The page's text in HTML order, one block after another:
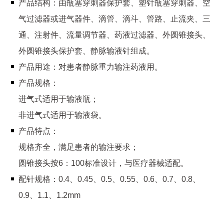
产品结构：由瓶塞穿刺器保护套、塑针瓶塞穿刺器、空
气过滤器或进气器件、滴管、滴斗、管路、止流夹、三
通、注射件、流量调节器、药液过滤器、外圆锥接头、
外圆锥接头保护套、静脉输液针组成。
产品用途：对患者静脉重力输注药液用。
产品规格：
进气式适用于输液瓶；
非进气式适用于输液袋。
产品特点：
规格齐全，满足患者的输注要求；
圆锥接头按6：100标准设计，与医疗器械适配。
配针规格：0.4、0.45、0.5、0.55、0.6、0.7、0.8、
0.9、1.1、1.2mm